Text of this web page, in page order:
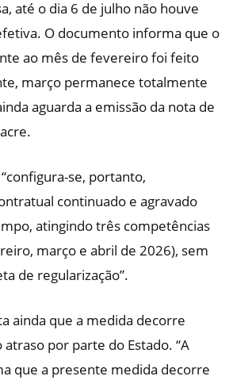
até o dia 6 de julho não houve
O documento informa que o
ao mês de fevereiro foi feito
março permanece totalmente
aguarda a emissão da nota de
se, portanto,
continuado e agravado
atingindo três competências
março e abril de 2026), sem
de regularização”.
ainda que a medida decorre
por parte do Estado. “A
que a presente medida decorre